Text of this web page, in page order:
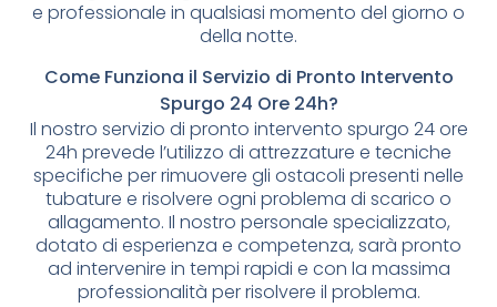
e professionale in qualsiasi momento del giorno o
della notte.
Come Funziona il Servizio di Pronto Intervento
Spurgo 24 Ore 24h?
Il nostro servizio di pronto intervento spurgo 24 ore
24h prevede l’utilizzo di attrezzature e tecniche
specifiche per rimuovere gli ostacoli presenti nelle
tubature e risolvere ogni problema di scarico o
allagamento. Il nostro personale specializzato,
dotato di esperienza e competenza, sarà pronto
ad intervenire in tempi rapidi e con la massima
professionalità per risolvere il problema.